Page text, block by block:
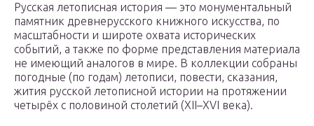
Русская летописная история — это монументальный
памятник древнерусского книжного искусства, по
масштабности и широте охвата исторических
событий, а также по форме представления материала
не имеющий аналогов в мире. В коллекции собраны
погодные (по годам) летописи, повести, сказания,
жития русской летописной истории на протяжении
четырёх с половиной столетий (XII–XVI века).